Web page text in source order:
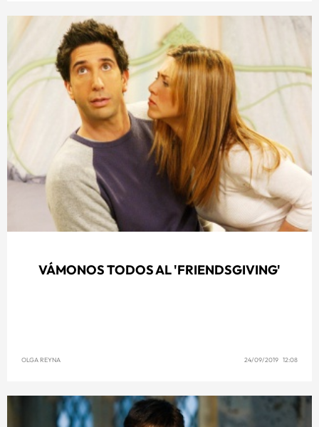
VÁMONOS TODOS AL 'FRIENDSGIVING'
OLGA REYNA 24/09/2019 12:08